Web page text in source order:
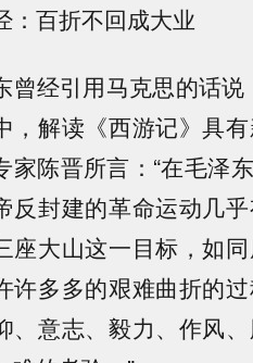
：百折不回成大业
曾经引用马克思的话说
，解读《西游记》具
家陈晋所言：“在毛泽
反封建的革命运动几
座大山这一目标，如
许多多的艰难曲折的
、意志、毅力、作风